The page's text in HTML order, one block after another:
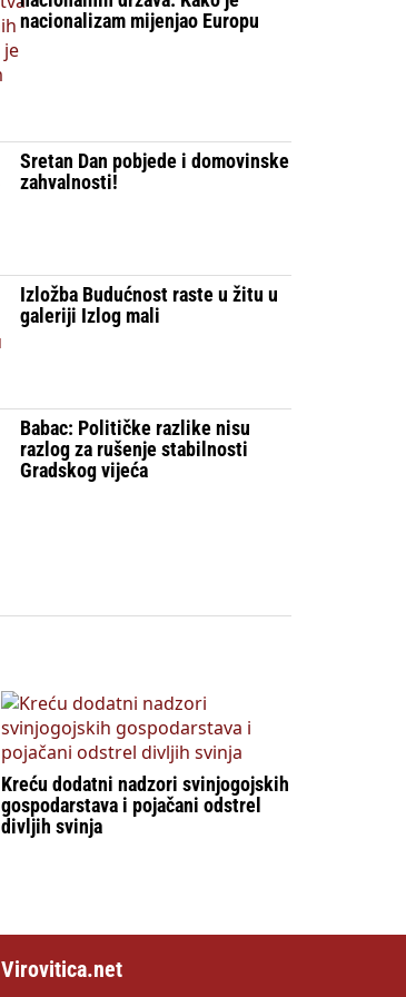
nacionalizam mijenjao Europu
Sretan Dan pobjede i domovinske
zahvalnosti!
Izložba Budućnost raste u žitu u
galeriji Izlog mali
Babac: Političke razlike nisu
razlog za rušenje stabilnosti
Gradskog vijeća
Kreću dodatni nadzori svinjogojskih
gospodarstava i pojačani odstrel
divljih svinja
Virovitica.net